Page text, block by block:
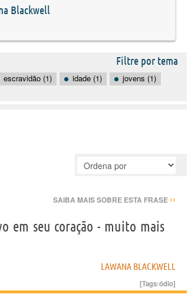
Blackwell
Filtre por tema
escravidão (1) idade (1)
jovens (1)
SAIBA MAIS SOBRE ESTA FRASE ››
em seu coração - muito mais
LAWANA BLACKWELL
[Tags:ódio]